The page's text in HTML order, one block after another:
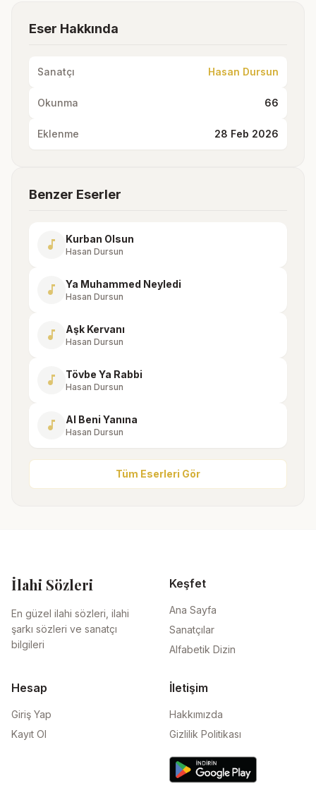
Eser Hakkında
Sanatçı Hasan Dursun
Okunma 66
Eklenme 28 Feb 2026
Benzer Eserler
music_note Kurban Olsun
Hasan Dursun
music_note Ya Muhammed Neyledi
Hasan Dursun
music_note Aşk Kervanı
Hasan Dursun
music_note Tövbe Ya Rabbi
Hasan Dursun
music_note Al Beni Yanına
Hasan Dursun
Tüm Eserleri Gör
İlahi Sözleri
En güzel ilahi sözleri, ilahi
şarkı sözleri ve sanatçı
bilgileri
Keşfet
Ana Sayfa
Sanatçılar
Alfabetik Dizin
Hesap
Giriş Yap
Kayıt Ol
İletişim
Hakkımızda
Gizlilik Politikası